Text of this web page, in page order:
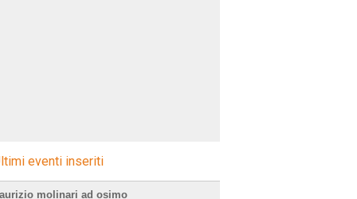
eventi inseriti
molinari ad osimo